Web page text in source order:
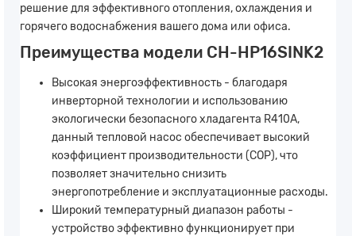
решение для эффективного отопления, охлаждения и
горячего водоснабжения вашего дома или офиса.
Преимущества модели CH-HP16SINK2
Высокая энергоэффективность - благодаря
инверторной технологии и использованию
экологически безопасного хладагента R410A,
данный тепловой насос обеспечивает высокий
коэффициент производительности (COP), что
позволяет значительно снизить
энергопотребление и эксплуатационные расходы.
Широкий температурный диапазон работы -
устройство эффективно функционирует при